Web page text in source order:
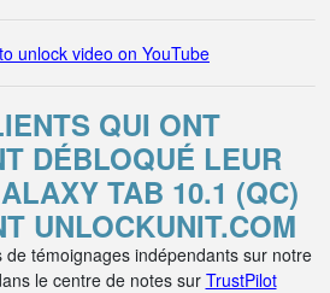
unlock video on YouTube
QUI ONT
DÉBLOQUÉ LEUR
TAB 10.1 (QC)
UNLOCKUNIT.COM
témoignages indépendants sur notre
le centre de notes sur TrustPilot